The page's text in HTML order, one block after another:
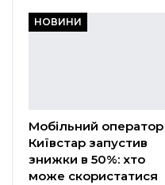
НОВИНИ
Мобільний оператор
Київстар запустив
знижки в 50%: хто
може скористатися